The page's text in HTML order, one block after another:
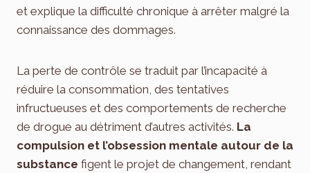
et explique la difficulté chronique à arrêter malgré la
connaissance des dommages.
La perte de contrôle se traduit par l’incapacité à
réduire la consommation, des tentatives
infructueuses et des comportements de recherche
de drogue au détriment d’autres activités. La
compulsion et l’obsession mentale autour de la
substance figent le projet de changement, rendant